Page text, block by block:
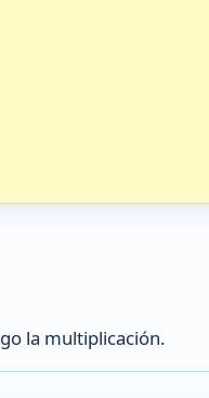
la multiplicación.